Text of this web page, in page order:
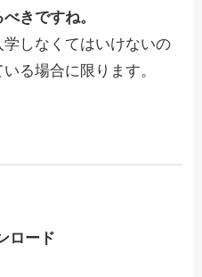
きですね。
しなくてはいけないの
る場合に限ります。
ロード